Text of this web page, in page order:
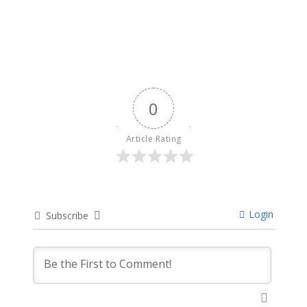
0
Article Rating
Subscribe Login